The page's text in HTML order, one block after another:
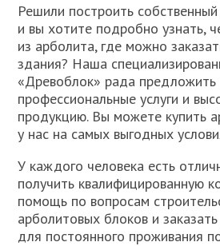
Решили построить
и вы хотите подробно узнать,
из арболита, где можно
здания? Наша
«Древоблок» рада предложить
профессиональные услуги и
продукцию. Вы можете купить
у нас на самых выгодных
У каждого человека есть
получить квалифицированную
помощь по вопросам
арболитовых блоков и
для постоянного проживания